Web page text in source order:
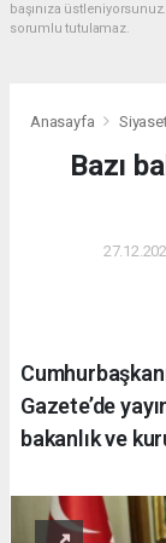
başınıza
sorumlu tutulamaz.
Anasayfa
Bazı
Gazete’de
bakanlık ve